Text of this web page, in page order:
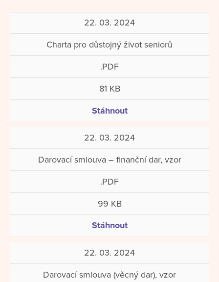
22. 03. 2024
Charta pro důstojný život seniorů
.PDF
81 KB
Stáhnout
22. 03. 2024
Darovací smlouva – finanční dar, vzor
.PDF
99 KB
Stáhnout
22. 03. 2024
Darovací smlouva (věcný dar), vzor